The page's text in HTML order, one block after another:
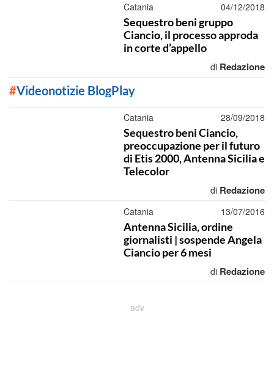
Catania 04/12/2018
Sequestro beni gruppo
Ciancio, il processo approda
in corte d’appello
di Redazione
#Videonotizie BlogPlay
Catania 28/09/2018
Sequestro beni Ciancio,
preoccupazione per il futuro
di Etis 2000, Antenna Sicilia e
Telecolor
di Redazione
Catania 13/07/2016
Antenna Sicilia, ordine
giornalisti | sospende Angela
Ciancio per 6 mesi
di Redazione